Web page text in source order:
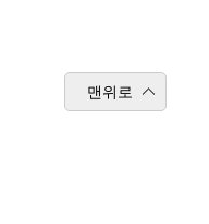
맨위로